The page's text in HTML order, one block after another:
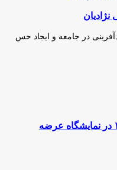
در جامعه و ایجاد حس
کتاب‌های منتشر شده از ۱۳۹۷ تا ۱۴۰۵ در نمایشگاه عرضه